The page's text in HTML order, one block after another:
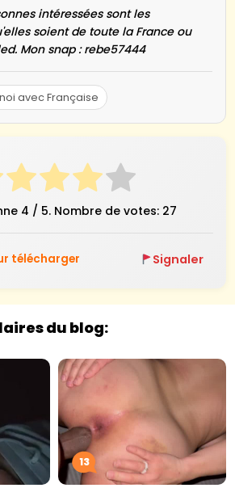
intéressées sont les
soient de toute la France ou
Mon snap : rebe57444
avec Française
4 / 5. Nombre de votes: 27
télécharger Signaler
du blog:
13